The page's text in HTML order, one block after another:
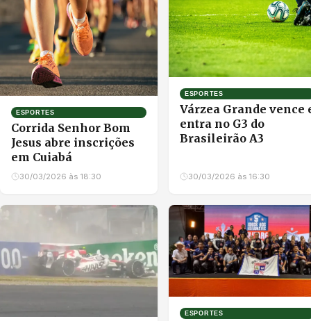
ESPORTES
Corrida Senhor Bom
Jesus abre inscrições
em Cuiabá
30/03/2026 às 18:30
ESPORTES
Várzea Grande vence
entra no G3 do
Brasileirão A3
30/03/2026 às 16:30
ESPORTES